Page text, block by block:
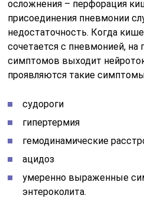
осложнения – перфорация
присоединения пневмонии
недостаточность. Когда
сочетается с пневмонией, на
симптомов выходит
проявляются такие
судороги
гипертермия
гемодинамические
ацидоз
умеренно выраженные
энтероколита.